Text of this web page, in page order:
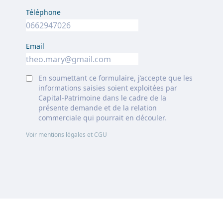
Téléphone
Email
En soumettant ce formulaire, j’accepte que les
informations saisies soient exploitées par
Capital-Patrimoine dans le cadre de la
présente demande et de la relation
commerciale qui pourrait en découler.
Voir mentions légales et CGU